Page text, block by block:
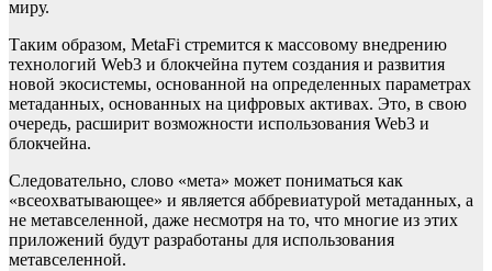
миру.
Таким образом, MetaFi стремится к массовому внедрению
технологий Web3 и блокчейна путем создания и развития
новой экосистемы, основанной на определенных параметрах
метаданных, основанных на цифровых активах. Это, в свою
очередь, расширит возможности использования Web3 и
блокчейна.
Следовательно, слово «мета» может пониматься как
«всеохватывающее» и является аббревиатурой метаданных, а
не метавселенной, даже несмотря на то, что многие из этих
приложений будут разработаны для использования
метавселенной.